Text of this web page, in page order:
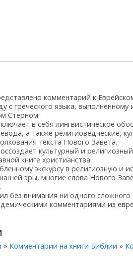
комментарий к
с греческого языка, выполненному
Стерном.
в себя лингвистическое
а также религиоведческие,
текста Нового Завета.
культурный и
книге христианства.
экскурсу в религиозную и
эры, многие слова Нового
без внимания ни одного
комментариями из
» Комментарии на книги Библии »